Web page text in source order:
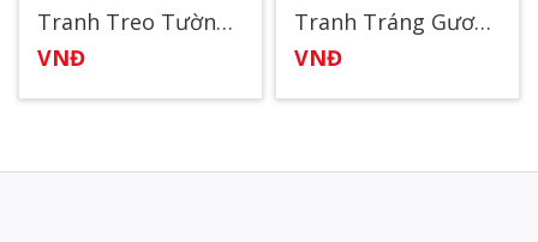
Tranh Treo Tường Mẫu Đơn Và Chim
VNĐ
Tranh Tráng Gương Nghệ Thuật 2
VNĐ